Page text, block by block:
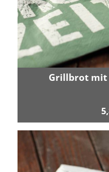
Grillbrot mit